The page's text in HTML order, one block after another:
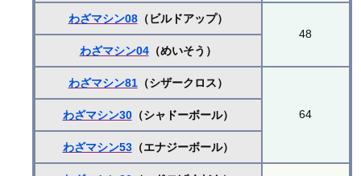
わざマシン08（ビルドアップ）
48
わざマシン04（めいそう）
わざマシン81（シザークロス）
64
わざマシン30（シャドーボール）
わざマシン53（エナジーボール）